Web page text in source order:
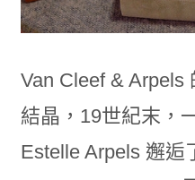
Van Cleef & Arpels
結晶，19世紀末，
Estelle Arpels 邂逅